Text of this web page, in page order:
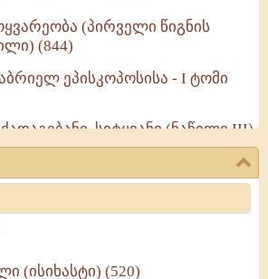
(პირველი წიგნის
(844)
ეპისკოპოსისა - I ტომი
სიტყვანი (ნაწილი III)
სასარგებლო რჩევები
(545)
ეპისკოპოსისა - II ტომი
(ისიხასტი) (520)